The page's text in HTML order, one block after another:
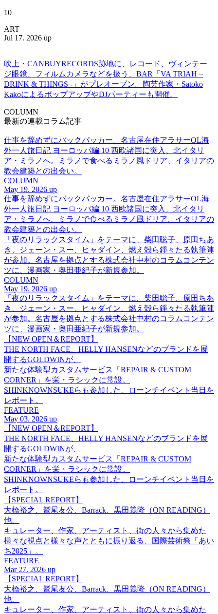
10
ART
Jul 17. 2026 up
吹上・CANBUYRECORDS跡地に、レコード、ヴィンテー
ジ眼鏡、フィルムカメラなどを扱う、BAR「VA TRIAH –
DRINK & THINGS -」がプレオープン。陶芸作家・Satoko
KakoによるポップアップやDJパーティーも開催。
COLUMN
最新の連載コラム記事
仕事を辞めずにバックパッカー。名古屋在住アラサーOL海
外一人旅日記 ヨーロッパ編 10 西欧諸国に突入、北イタリ
ア・ミラノへ。ミラノで食べるミラノ風ドリア、イタリアの
教会建築との出会い。
COLUMN
May 19. 2026 up
仕事を辞めずにバックパッカー。名古屋在住アラサーOL海
外一人旅日記 ヨーロッパ編 10 西欧諸国に突入、北イタリ
ア・ミラノへ。ミラノで食べるミラノ風ドリア、イタリアの
教会建築との出会い。
「夜のリラックスタイム」をテーマに、柴田聡子、原田ちあ
き、ジェーン・スー、ヒャダイン、燃え殻ら錚々たる執筆陣
が参加。名古屋を拠点とする株式会社中村のコラムコンテン
ツに、漫画家・奥田亜紀子が新規参加。
COLUMN
May 19. 2026 up
「夜のリラックスタイム」をテーマに、柴田聡子、原田ちあ
き、ジェーン・スー、ヒャダイン、燃え殻ら錚々たる執筆陣
が参加。名古屋を拠点とする株式会社中村のコラムコンテン
ツに、漫画家・奥田亜紀子が新規参加。
【NEW OPEN＆REPORT】
THE NORTH FACE、HELLY HANSENなどのブランドを展
開するGOLDWINが、
新たな体験型カスタムサービス「REPAIR & CUSTOM
CORNER」を栄・ラシックに常設。
SHINKNOWNSUKEらも参加した、ローンチイベント当日を
レポート。
FEATURE
May 03. 2026 up
【NEW OPEN＆REPORT】
THE NORTH FACE、HELLY HANSENなどのブランドを展
開するGOLDWINが、
新たな体験型カスタムサービス「REPAIR & CUSTOM
CORNER」を栄・ラシックに常設。
SHINKNOWNSUKEらも参加した、ローンチイベント当日を
レポート。
【SPECIAL REPORT】
大橋裕之、鷲尾友公、Barrack、黒田義隆（ON READING）
他、
キュレーター、作家、アーティスト、街の人々から集めた
様々な視点と様々な声とともに振り返る、国際芸術祭「あい
ち2025」。
FEATURE
Mar 27. 2026 up
【SPECIAL REPORT】
大橋裕之、鷲尾友公、Barrack、黒田義隆（ON READING）
他、
キュレーター、作家、アーティスト、街の人々から集めた